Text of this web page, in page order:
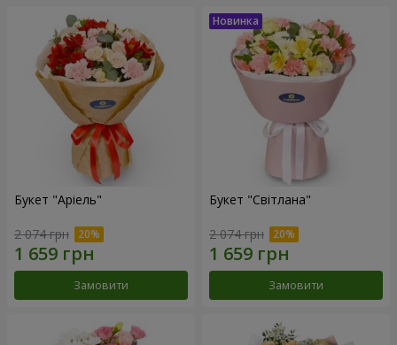
Букет "Аріель"
2 074 грн
Замовити
Букет "Світлана"
2 074 грн
Замовити